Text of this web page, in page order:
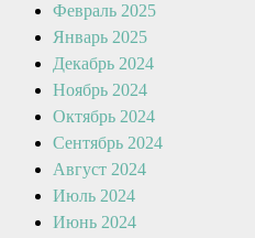
Февраль 2025
Январь 2025
Декабрь 2024
Ноябрь 2024
Октябрь 2024
Сентябрь 2024
Август 2024
Июль 2024
Июнь 2024